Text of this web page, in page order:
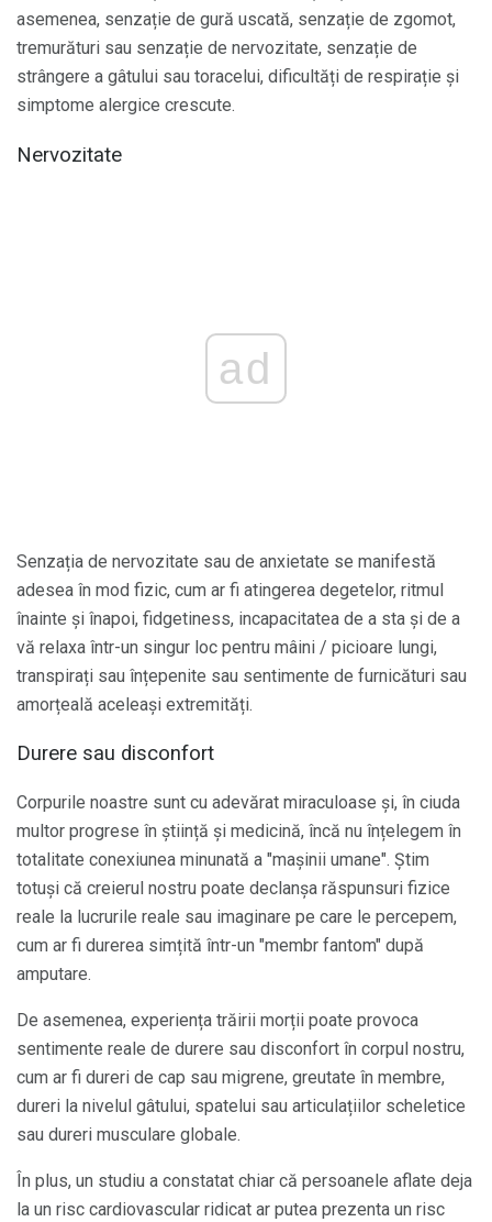
asemenea, senzație de gură uscată, senzație de zgomot,
tremurături sau senzație de nervozitate, senzație de
strângere a gâtului sau toracelui, dificultăți de respirație și
simptome alergice crescute.
Nervozitate
ad
Senzația de nervozitate sau de anxietate se manifestă
adesea în mod fizic, cum ar fi atingerea degetelor, ritmul
înainte și înapoi, fidgetiness, incapacitatea de a sta și de a
vă relaxa într-un singur loc pentru mâini / picioare lungi,
transpirați sau înțepenite sau sentimente de furnicături sau
amorțeală aceleași extremități.
Durere sau disconfort
Corpurile noastre sunt cu adevărat miraculoase și, în ciuda
multor progrese în știință și medicină, încă nu înțelegem în
totalitate conexiunea minunată a "mașinii umane". Știm
totuși că creierul nostru poate declanșa răspunsuri fizice
reale la lucrurile reale sau imaginare pe care le percepem,
cum ar fi durerea simțită într-un "membr fantom" după
amputare.
De asemenea, experiența trăirii morții poate provoca
sentimente reale de durere sau disconfort în corpul nostru,
cum ar fi dureri de cap sau migrene, greutate în membre,
dureri la nivelul gâtului, spatelui sau articulațiilor scheletice
sau dureri musculare globale.
În plus, un studiu a constatat chiar că persoanele aflate deja
la un risc cardiovascular ridicat ar putea prezenta un risc